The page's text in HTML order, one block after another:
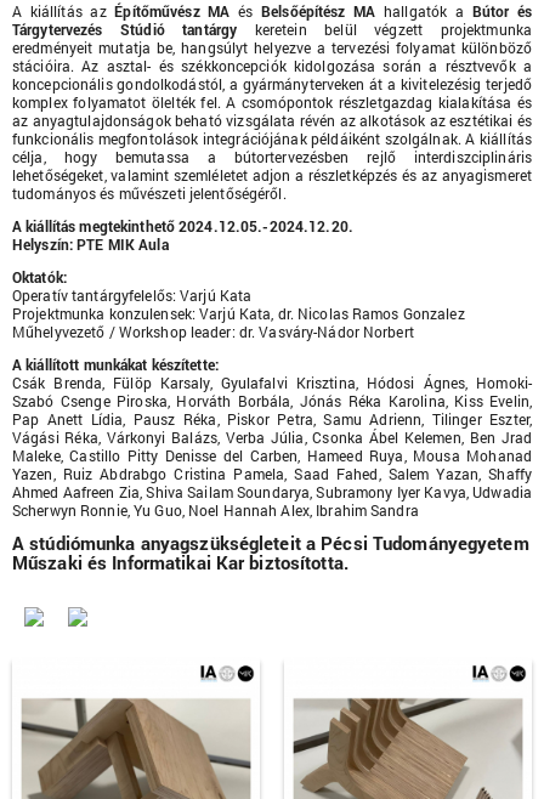
A kiállítás azÉpítőművész MA ésBelsőépítész MA hallgatók a Bútor és
Tárgytervezés Stúdió tantárgy keretein belül végzett projektmunka
eredményeit mutatja be, hangsúlyt helyezve a tervezési folyamat különböző
stációira. Az asztal- és székkoncepciók kidolgozása során a résztvevők a
koncepcionális gondolkodástól, a gyármányterveken át a kivitelezésig terjedő
komplex folyamatot ölelték fel. A csomópontok részletgazdag kialakítása és
az anyagtulajdonságok beható vizsgálata révén az alkotások az esztétikai és
funkcionális megfontolások integrációjának példáiként szolgálnak. A kiállítás
célja, hogy bemutassa a bútortervezésben rejlő interdiszciplináris
lehetőségeket, valamint szemléletet adjon a részletképzés és az anyagismeret
tudományos és művészeti jelentőségéről.
A kiállítás megtekinthető 2024.12.05.-2024.12.20.
Helyszín: PTE MIK Aula
Oktatók:
Operatív tantárgyfelelős: Varjú Kata
Projektmunka konzulensek: Varjú Kata, dr. Nicolas Ramos Gonzalez
Műhelyvezető / Workshopleader: dr. Vasváry-Nádor Norbert
A kiállított munkákat készítette:
Csák Brenda, Fülöp Karsaly, Gyulafalvi Krisztina, Hódosi Ágnes, Homoki-
Szabó Csenge Piroska, Horváth Borbála, Jónás Réka Karolina, Kiss Evelin,
Pap Anett Lídia, Pausz Réka, Piskor Petra, Samu Adrienn, Tilinger Eszter,
Vágási Réka, Várkonyi Balázs, Verba Júlia, Csonka Ábel Kelemen, Ben Jrad
Maleke, Castillo Pitty Denisse del Carben, Hameed Ruya, Mousa Mohanad
Yazen, Ruiz Abdrabgo Cristina Pamela, Saad Fahed, Salem Yazan, Shaffy
Ahmed Aafreen Zia, Shiva Sailam Soundarya, Subramony Iyer Kavya, Udwadia
Scherwyn Ronnie, Yu Guo, Noel Hannah Alex, Ibrahim Sandra
A stúdiómunka anyagszükségleteit a Pécsi Tudományegyetem
Műszaki és Informatikai Kar biztosította.